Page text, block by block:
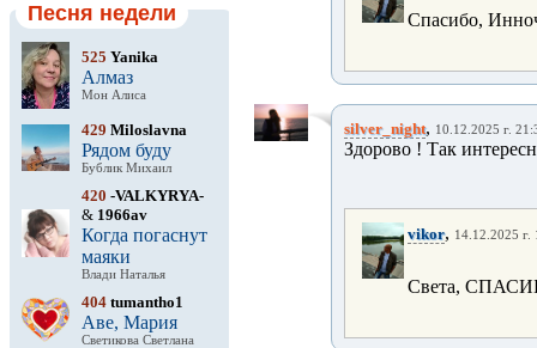
Песня недели
525 Yanika
Алмаз
Мон Алиса
429 Miloslavna
Рядом буду
Бублик Михаил
420 -VALKYRYA-
& 1966av
Когда погаснут
маяки
Влади Наталья
404 tumantho1
Аве, Мария
Светикова Светлана
Спасибо,
silver_night, 10.12.2025 г.
Здорово ! Так
vikor, 14.12.2025 г.
Света,